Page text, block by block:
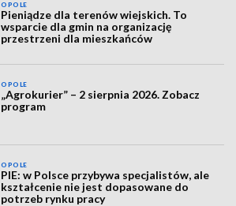
OPOLE
Pieniądze dla terenów wiejskich. To
wsparcie dla gmin na organizację
przestrzeni dla mieszkańców
OPOLE
„Agrokurier” – 2 sierpnia 2026. Zobacz
program
OPOLE
PIE: w Polsce przybywa specjalistów, ale
kształcenie nie jest dopasowane do
potrzeb rynku pracy